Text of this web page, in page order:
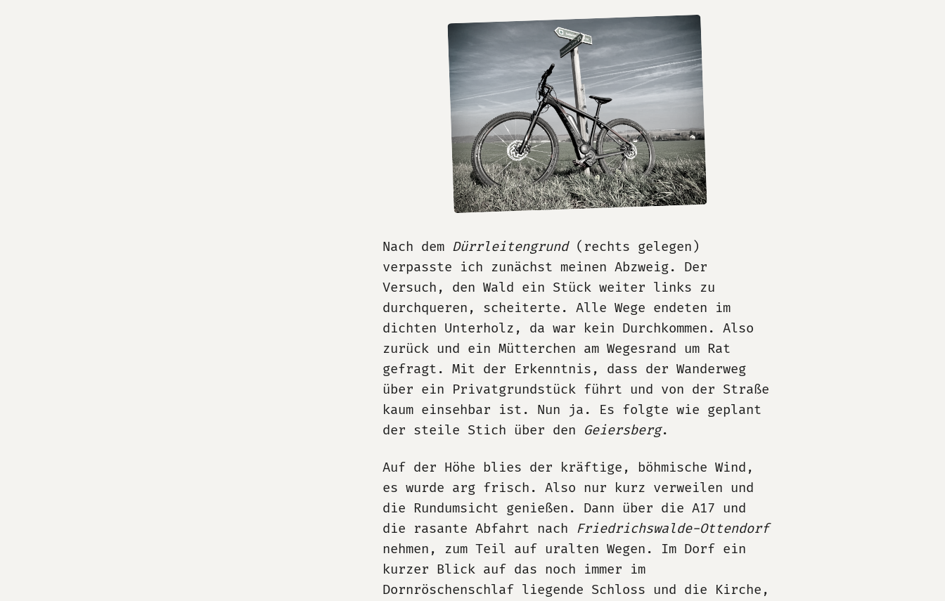
Nach dem Dürrleitengrund(rechts gelegen)
verpasste ich zunächst meinen Abzweig. Der
Versuch, den Wald ein Stück weiter links zu
durchqueren, scheiterte. Alle Wege endeten im
dichten Unterholz, da war kein Durchkommen. Also
zurück und ein Mütterchen am Wegesrand um Rat
gefragt. Mit der Erkenntnis, dass der Wanderweg
über ein Privatgrundstück führt und von der Straße
kaum einsehbar ist. Nun ja. Es folgte wie geplant
der steile Stich über den Geiersberg.
Auf der Höhe blies der kräftige, böhmische Wind,
es wurde arg frisch. Also nur kurz verweilen und
die Rundumsicht genießen. Dann über die A17 und
die rasante Abfahrt nach Friedrichswalde-Ottendorf
nehmen, zum Teil auf uralten Wegen. Im Dorf ein
kurzer Blick auf das noch immer im
Dornröschenschlaf liegende Schloss und die Kirche,